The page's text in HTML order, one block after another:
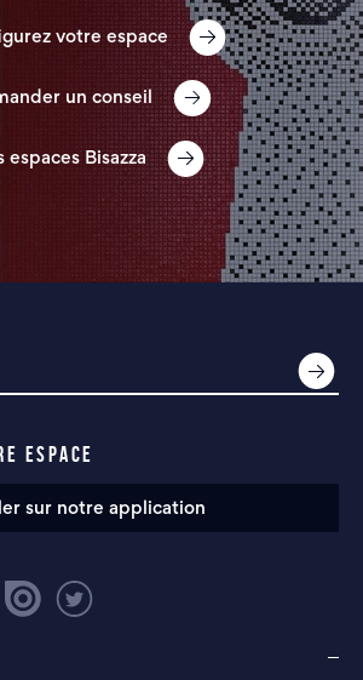
votre espace
un conseil
espaces Bisazza
ESPACE
sur notre application